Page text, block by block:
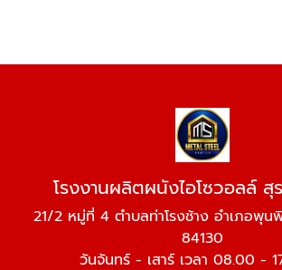
โรงงานผลิตผนังไอโซวอลล์ สุ
21/2 หมู่ที่ 4 ตำบลท่าโรงช้าง อำเภอพุน
84130
วันจันทร์ - เสาร์ เวลา 08.00 -